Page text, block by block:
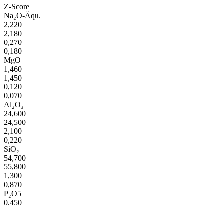
Z-Score
Na₂O-Äqu.
2,220
2,180
0,270
0,180
MgO
1,460
1,450
0,120
0,070
Al₂O₃
24,600
24,500
2,100
0,220
SiO₂
54,700
55,800
1,300
0,870
P₂O5
0,450